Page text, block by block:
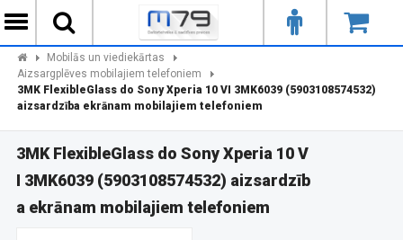
Mobilās un viediekārtas
Aizsargplēves mobilajiem telefoniem
3MK FlexibleGlass do Sony Xperia 10 VI 3MK6039 (5903108574532)
aizsardzība ekrānam mobilajiem telefoniem
3MK FlexibleGlass do Sony Xperia 10 V
I 3MK6039 (5903108574532) aizsardzīb
a ekrānam mobilajiem telefoniem